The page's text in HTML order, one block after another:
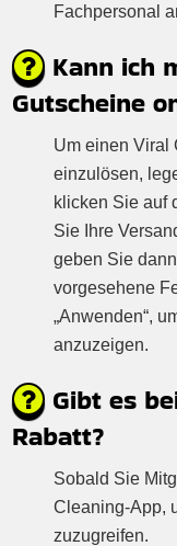
Fachpersonal
Kann ich
Gutscheine
Um einen Viral
einzulösen,
klicken Sie auf
Sie Ihre
geben Sie
vorgesehene
„Anwenden“,
anzuzeigen.
Gibt es
Rabatt?
Sobald Sie
Cleaning-App,
zuzugreifen.